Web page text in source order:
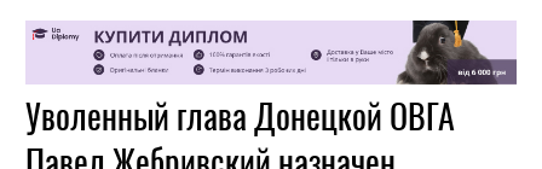
Уволенный глава Донецкой ОВГА